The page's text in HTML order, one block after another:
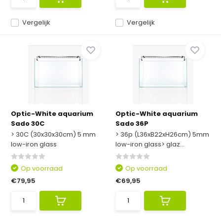
Vergelijk Vergelijk
Optic-White aquarium
Sado 30C
> 30C (30x30x30cm) 5 mm
low-iron glass
Op voorraad
€79,95
Optic-White aquarium
Sado 36P
> 36p (L36xB22xH26cm) 5mm
low-iron glass> glaz...
Op voorraad
€69,95